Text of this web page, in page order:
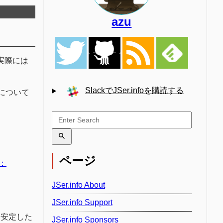
際には
ついて
定した
azu
SlackでJSer.infoを購読する
ページ
JSer.info About
JSer.info Support
JSer.info Sponsors